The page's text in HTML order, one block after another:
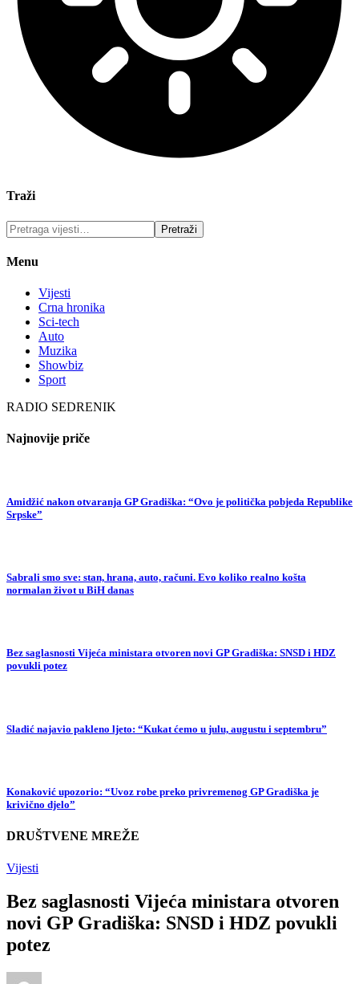
Traži
Menu
Vijesti
Crna hronika
Sci-tech
Auto
Muzika
Showbiz
Sport
RADIO SEDRENIK
Najnovije priče
Amidžić nakon otvaranja GP Gradiška: “Ovo je politička pobjeda Republike
Srpske”
Sabrali smo sve: stan, hrana, auto, računi. Evo koliko realno košta
normalan život u BiH danas
Bez saglasnosti Vijeća ministara otvoren novi GP Gradiška: SNSD i HDZ
povukli potez
Sladić najavio pakleno ljeto: “Kukat ćemo u julu, augustu i septembru”
Konaković upozorio: “Uvoz robe preko privremenog GP Gradiška je
krivično djelo”
DRUŠTVENE MREŽE
Vijesti
Bez saglasnosti Vijeća ministara otvoren
novi GP Gradiška: SNSD i HDZ povukli
potez